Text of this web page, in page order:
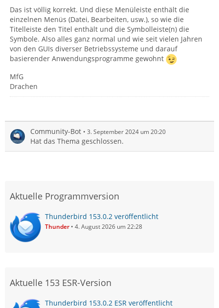
Das ist völlig korrekt. Und diese Menüleiste enthält die
einzelnen Menüs (Datei, Bearbeiten, usw.), so wie die
Titelleiste den Titel enthält und die Symbolleiste(n) die
Symbole. Also alles ganz normal und wie seit vielen Jahren
von den GUIs diverser Betriebssysteme und darauf
basierender Anwendungsprogramme gewohnt
MfG
Drachen
Community-Bot 3. September 2024 um 20:20
Hat das Thema geschlossen.
Aktuelle Programmversion
Thunderbird 153.0.2 veröffentlicht
Thunder 4. August 2026 um 22:28
Aktuelle 153 ESR-Version
Thunderbird 153.0.2 ESR veröffentlicht